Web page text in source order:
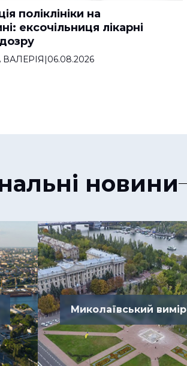
поліклініки на
ексочільниця лікарні
|06.08.2026
новини
Миколаївський вимір